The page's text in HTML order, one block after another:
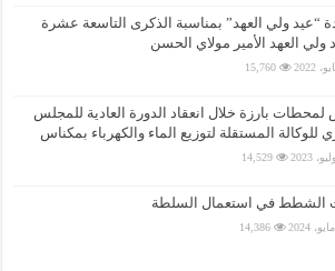
“عيد ولي العهد” بمناسبة الذكرى التاسعة عشرة
ولي العهد الأمير مولاي الحسن
15,760
بارزة خلال انعقاد الدورة العادية للمجلس
للوكالة المستقلة لتوزيع الماء والكهرباء بمكناس
14,529
الشطط في استعمال السلطة
14,386